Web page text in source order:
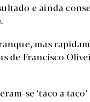
e ainda
mas
de Francisco
se ‘taco a